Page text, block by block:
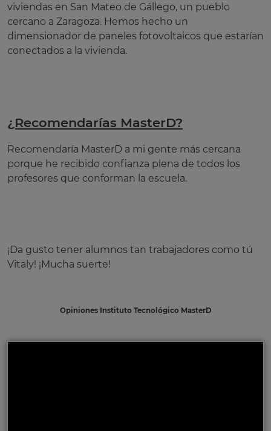
viviendas en San Mateo de Gállego, un pueblo
cercano a Zaragoza. Hemos hecho un
dimensionador de paneles fotovoltaicos que estarían
conectados a la vivienda.
¿Recomendarías MasterD?
Recomendaría MasterD a mi gente más cercana
porque he recibido confianza plena de todos los
profesores que conforman la escuela.
¡Da gusto tener alumnos tan trabajadores como tú
Vitaly! ¡Mucha suerte!
Opiniones Instituto Tecnológico MasterD